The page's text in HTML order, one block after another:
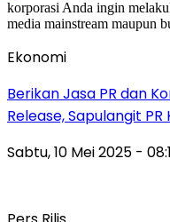
Ekonomi
Berikan Jasa PR dan
Release, Sapulangit
Sabtu, 10 Mei 2025 -